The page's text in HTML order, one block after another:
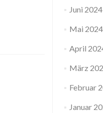
Juni 2024
Mai 2024
April
März
Februar
Januar